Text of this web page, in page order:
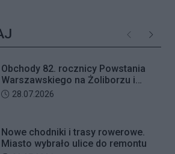
zaplanowano na koniec sierpnia
wnuczkę”. Policjanci zatrzymali 32-
letniego mężczyznę w chwili, gdy
przyszedł odebrać przygotowane
przez seniorkę 23 tysiące złotych.
Mężczyzna usłyszał zarzut
Poprzednie
Obchody 82. rocznicy Powstania
Warszawskiego na Żoliborzu i
Bielanach
Data dodania artykułu:
28.07.2026
Nowe chodniki i trasy rowerowe.
Miasto wybrało ulice do remontu